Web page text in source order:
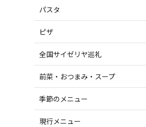
パスタ
ピザ
全国サイゼリヤ巡礼
前菜・おつまみ・スープ
季節のメニュー
現行メニュー